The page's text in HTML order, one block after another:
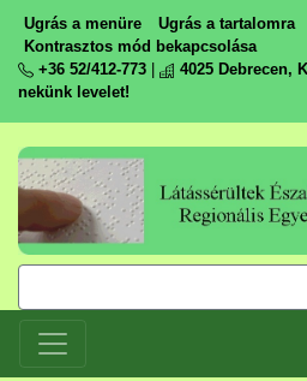
Ugrás a menüre Ugrás a tartalomra
Kontrasztos mód bekapcsolása
+36 52/412-773
4025 Debrecen,
nekünk levelet!